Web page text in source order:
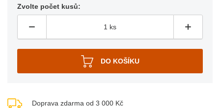
Zvolte počet kusů:
Doprava zdarma od 3 000 Kč